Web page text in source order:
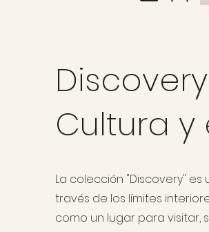
Cultura y
La colección "Discovery"
través de los límites
como un lugar para visitar,